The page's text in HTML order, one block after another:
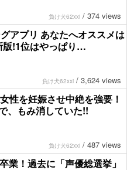
負け犬62xxi / 374 views
アプリ あなたへオススメは
版!1位はやっぱり…
負け犬62xxi / 3,624 views
性を妊娠させ中絶を強要！
、もみ消していた!!
負け犬62xxi / 487 views
業！過去に「声優総選挙」